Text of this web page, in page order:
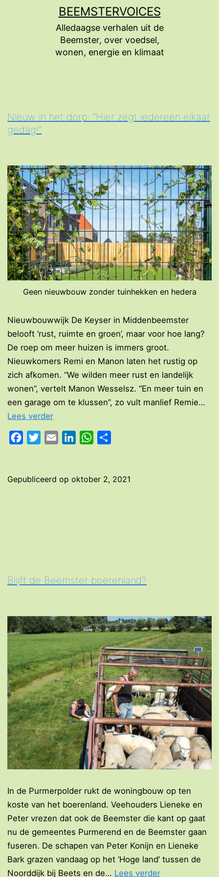
BEEMSTERVOICES
Alledaagse verhalen uit de
Beemster, over voedsel,
wonen, energie en klimaat
Nieuw in het dorp: “Hier zegt iedereen elkaar
gedag!”
Geen nieuwbouw zonder tuinhekken en hedera
Nieuwbouwwijk De Keyser in Middenbeemster
belooft ‘rust, ruimte en groen’, maar voor hoe lang?
De roep om meer huizen is immers groot.
Nieuwkomers Remi en Manon laten het rustig op
zich afkomen. “We wilden meer rust en landelijk
wonen”, vertelt Manon Wesselsz. “En meer tuin en
een garage om te klussen”, zo vult manlief Remie…
Lees verderNieuw
in
het
zegt
FacebookTwitterEmail LinkedInWhatsApp
Gepubliceerd op oktober 2, 2021
Blijft de Beemster boerenland?
In de Purmerpolder rukt de woningbouw op ten
koste van het boerenland. Veehouders Lieneke en
Peter vrezen dat ook de Beemster die kant op gaat
nu de gemeentes Purmerend en de Beemster gaan
fuseren. De schapen van Peter Konijn en Lieneke
Bark grazen vandaag op het ‘Hoge land’ tussen de
Noorddijk bij Beets en de… Lees verderBlijft